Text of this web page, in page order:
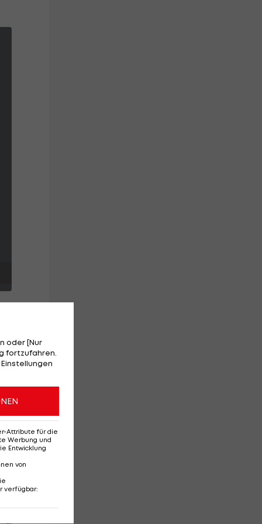
oder [Nur
fortzufahren.
Attribute für die
Werbung und
Entwicklung
von
verfügbar: